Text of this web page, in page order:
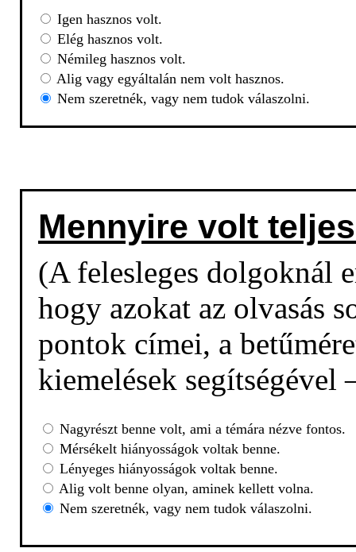
Igen hasznos volt.
Elég hasznos volt.
Némileg hasznos volt.
Alig vagy egyáltalán nem volt hasznos.
Nem szeretnék, vagy nem tudok válaszolni.
Mennyire volt
(A felesleges dolgoknál
hogy azokat az olvasás
pontok címei, a
kiemelések
Nagyrészt benne volt, ami a témára nézve fontos.
Mérsékelt hiányosságok voltak benne.
Lényeges hiányosságok voltak benne.
Alig volt benne olyan, aminek kellett volna.
Nem szeretnék, vagy nem tudok válaszolni.